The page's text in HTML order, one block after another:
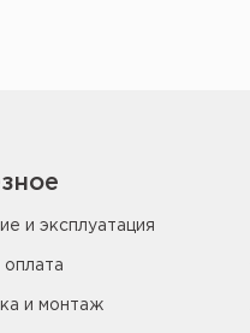
и эксплуатация
оплата
и монтаж